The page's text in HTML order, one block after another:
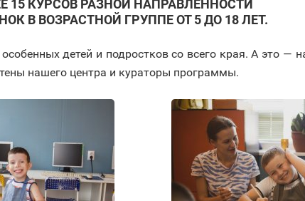
15 КУРСОВ РАЗНОЙ НАПРАВЛЕННОСТИ
В ВОЗРАСТНОЙ ГРУППЕ ОТ 5 ДО 18 ЛЕТ.
детей и подростков со всего края. А это —
нашего центра и кураторы программы.